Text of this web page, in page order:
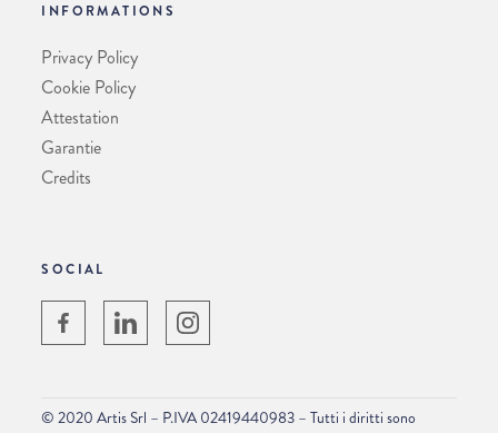
INFORMATIONS
Privacy Policy
Cookie Policy
Attestation
Garantie
Credits
SOCIAL
© 2020 Artis Srl – P.IVA 02419440983 – Tutti i diritti sono